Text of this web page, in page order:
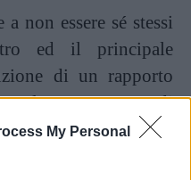
My Personal
non essere sé stessi
ed il principale
di un rapporto
la mancanza di
di conoscersi e
sincero.